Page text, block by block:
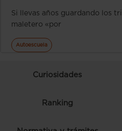
Si llevas años guardando los
maletero «por
Autoescuela
Curiosidades
Ranking